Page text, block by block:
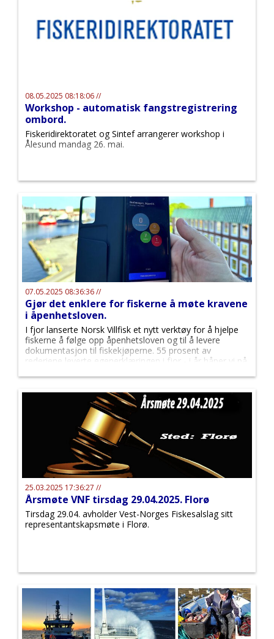
08.05.2025 08:18:06 //
Workshop - automatisk fangstregistrering
ombord.
Fiskeridirektoratet og Sintef arrangerer workshop i
Ålesund mandag 26. mai.
07.05.2025 08:36:36 //
Gjør det enklere for fiskerne å møte kravene
i åpenhetsloven.
I fjor lanserte Norsk Villfisk et nytt verktøy for å hjelpe
fiskerne å følge opp åpenhetsloven og til å levere
dokumentasjon til fiskekjøperne. 55 prosent av
rederiene leverte egenerklæringen i fjor - i år håper vi på
25.03.2025 17:36:27 //
Årsmøte VNF tirsdag 29.04.2025. Florø
Tirsdag 29.04. avholder Vest-Norges Fiskesalslag sitt
representantskapsmøte i Florø.